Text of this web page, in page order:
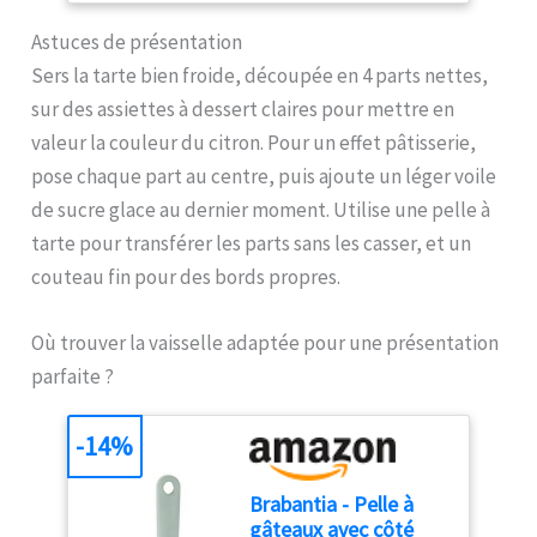
acier inoxydable de 13 cm,
suffisamment longue pour
éviter de vous brûler les
mains pendant la mesure ;
plage de température : -50
℃ ~ 300 ℃ Économie
d'énergie : Fonction d'arrêt
automatique intégrée, le
thermometre patisserie
s'éteindra
minutes d'inactivité ; et il
mesure de la température.
Plusieurs Méthodes de
Stockage : Les
thermometre cuisson à
lecture instantanée ont
Patisserie, Lait, Vin
et une plage de mesure de
°F). Notre thermometre
cuisson est idéal pour les
barbecues, le lait, la
cuisson et la préparation
de confitures. Le guide du
thermomètre de cuisson
figurant sur l'emballage
vous permet d'obtenir la
cuisson souhaitée
AFFICHAGE CHANGEABLE :
large et facile à lire, vous
l'obscurité ou lorsque la
fumée envahit l'air !
L'affichage commutable
pivote automatiquement
en fonction de la façon
Astuces de présentation
Sers la tarte bien froide, découpée en 4 parts nettes,
sur des assiettes à dessert claires pour mettre en
valeur la couleur du citron. Pour un effet pâtisserie,
pose chaque part au centre, puis ajoute un léger voile
de sucre glace au dernier moment. Utilise une pelle à
tarte pour transférer les parts sans les casser, et un
couteau fin pour des bords propres.
Où trouver la vaisselle adaptée pour une présentation
parfaite ?
Brabantia - Pelle à
gâteaux avec côté
-14%